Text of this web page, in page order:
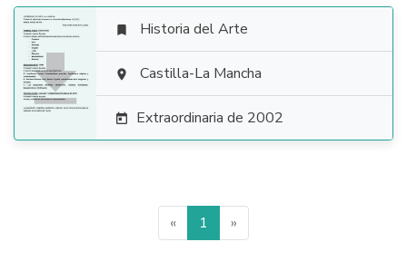

 Historia del Arte
 Castilla-La Mancha
 Extraordinaria de 2002
« 1 »